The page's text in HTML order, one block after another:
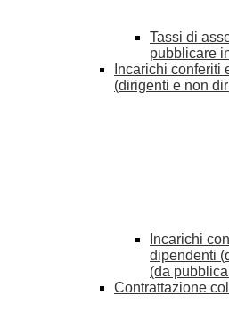
Tassi di
pubblicare
Incarichi conferiti
(dirigenti e non
Incarichi
dipendenti
(da
Contrattazione